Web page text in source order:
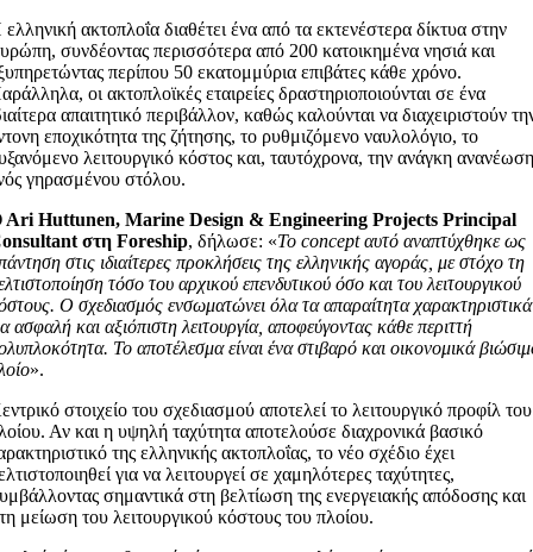
ακτοπλοΐα διαθέτει ένα από τα εκτενέστερα δίκτυα στην
συνδέοντας περισσότερα από 200 κατοικημένα νησιά και
περίπου 50 εκατομμύρια επιβάτες κάθε χρόνο.
οι ακτοπλοϊκές εταιρείες δραστηριοποιούνται σε ένα
απαιτητικό περιβάλλον, καθώς καλούνται να διαχειριστούν
εποχικότητα της ζήτησης, το ρυθμιζόμενο ναυλολόγιο, το
λειτουργικό κόστος και, ταυτόχρονα, την ανάγκη
γηρασμένου στόλου.
Ari Huttunen, Marine Design & Engineering Projects Principal
στη Foreship, δήλωσε: «Το concept αυτό αναπτύχθηκε ως
στις ιδιαίτερες προκλήσεις της ελληνικής αγοράς, με στόχο τη
τόσο του αρχικού επενδυτικού όσο και του λειτουργικού
Ο σχεδιασμός ενσωματώνει όλα τα απαραίτητα χαρακτηριστικά
ασφαλή και αξιόπιστη λειτουργία, αποφεύγοντας κάθε περιττή
Το αποτέλεσμα είναι ένα στιβαρό και οικονομικά
».
στοιχείο του σχεδιασμού αποτελεί το λειτουργικό προφίλ του
Αν και η υψηλή ταχύτητα αποτελούσε διαχρονικά βασικό
της ελληνικής ακτοπλοΐας, το νέο σχέδιο έχει
για να λειτουργεί σε χαμηλότερες ταχύτητες,
σημαντικά στη βελτίωση της ενεργειακής απόδοσης και
μείωση του λειτουργικού κόστους του πλοίου.